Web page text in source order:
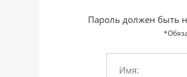
Пароль должен быть
Имя: